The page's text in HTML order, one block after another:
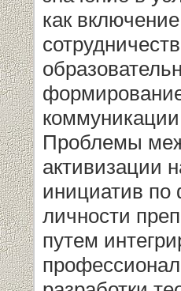
как
Проблемы
активизации
инициатив по
личности
путем